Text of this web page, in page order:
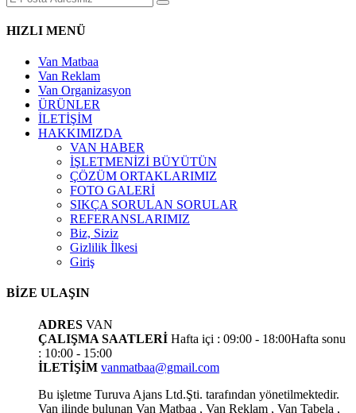
HIZLI MENÜ
Van Matbaa
Van Reklam
Van Organizasyon
ÜRÜNLER
İLETİŞİM
HAKKIMIZDA
VAN HABER
İŞLETMENİZİ BÜYÜTÜN
ÇÖZÜM ORTAKLARIMIZ
FOTO GALERİ
SIKÇA SORULAN SORULAR
REFERANSLARIMIZ
Biz, Siziz
Gizlilik İlkesi
Giriş
BİZE ULAŞIN
ADRES VAN
ÇALIŞMA SAATLERİ Hafta içi : 09:00 - 18:00Hafta sonu
: 10:00 - 15:00
İLETİŞİM vanmatbaa@gmail.com
Bu işletme Turuva Ajans Ltd.Şti. tarafından yönetilmektedir.
Van ilinde bulunan Van Matbaa , Van Reklam , Van Tabela ,